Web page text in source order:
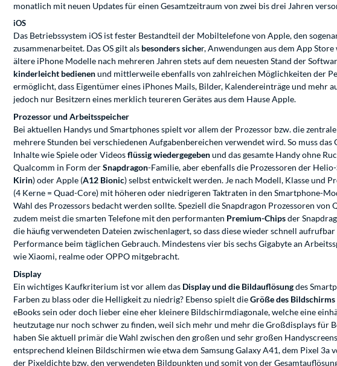
monatlich mit neuen Updates für einen Gesamtzeitraum von zwei bis drei Jahren
iOS
Das Betriebssystem iOS ist fester Bestandteil der Mobiltelefone von Apple, den
zusammenarbeitet. Das OS gilt als besonders sicher, Anwendungen aus dem App Store
ältere iPhone Modelle nach mehreren Jahren stets auf dem neuesten Stand der
kinderleicht bedienenund mittlerweile ebenfalls von zahlreichen Möglichkeiten der
ermöglicht, dass Eigentümer eines iPhones Mails, Bilder, Kalendereinträge und
jedoch nur Besitzern eines merklich teureren Gerätes aus dem Hause Apple.
Prozessor und Arbeitsspeicher
Bei aktuellen Handys und Smartphones spielt vor allem der Prozessor bzw. die
mehrere Stunden bei verschiedenen Aufgabenbereichen verwendet wird. So muss das
Inhalte wie Spiele oder Videosflüssig wiedergegebenund das gesamte Handy ohne
Qualcomm in Form derSnapdragon-Familie, aber ebenfalls die Prozessoren der
Kirin) oder Apple (A12 Bionic) selbst entwickelt werden. Je nach Modell, Klasse und
(4 Kerne = Quad-Core) mit höheren oder niedrigeren Taktraten in den Smartphone-
Wahl des Prozessors bedacht werden sollte. Speziell die Snapdragon Prozessoren
zudem meist die smarten Telefone mit den performanten Premium-Chipsder
die häufig verwendeten Dateien zwischenlagert, so dass diese wieder schnell
Performance beim täglichen Gebrauch. Mindestens vier bis sechs Gigabyte an
wie Xiaomi, realme oder OPPO mitgebracht.
Display
Ein wichtiges Kaufkriterium ist vor allem das Display und die Bildauflösungdes
Farben zu blass oder die Helligkeit zu niedrig? Ebenso spielt dieGröße des Bildschirms
eBooks sein oder doch lieber eine eher kleinere Bildschirmdiagonale, welche eine
heutzutage nur noch schwer zu finden, weil sich mehr und mehr die Großdisplays für
haben Sie aktuell primär die Wahl zwischen den großen und sehr großen
entsprechend kleinen Bildschirmen wie etwa dem Samsung Galaxy A41, dem Pixel
der Pixeldichte bzw. den verwendeten Bildpunkten und somit von der